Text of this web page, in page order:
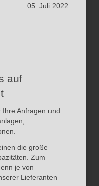
05. Juli 2022
auf
Anfragen und
die große
Zum
je von
Lieferanten